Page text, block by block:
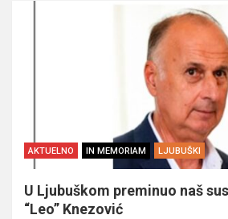
AKTUELNO IN MEMORIAM LJUBUŠKI
U Ljubuškom preminuo naš
“Leo” Knezović